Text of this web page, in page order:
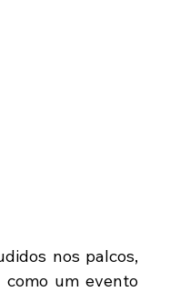
nos palcos,
como um evento